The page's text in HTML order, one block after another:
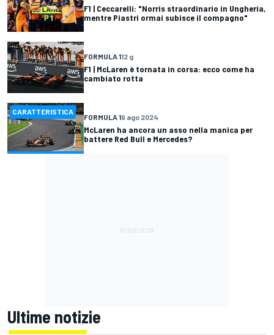
F1 | Ceccarelli: "Norris straordinario in Ungheria,
mentre Piastri ormai subisce il compagno"
FORMULA 112 g
F1 | McLaren è tornata in corsa: ecco come ha
cambiato rotta
CARATTERISTICA
FORMULA 19 ago 2024
McLaren ha ancora un asso nella manica per
battere Red Bull e Mercedes?
Ultime notizie